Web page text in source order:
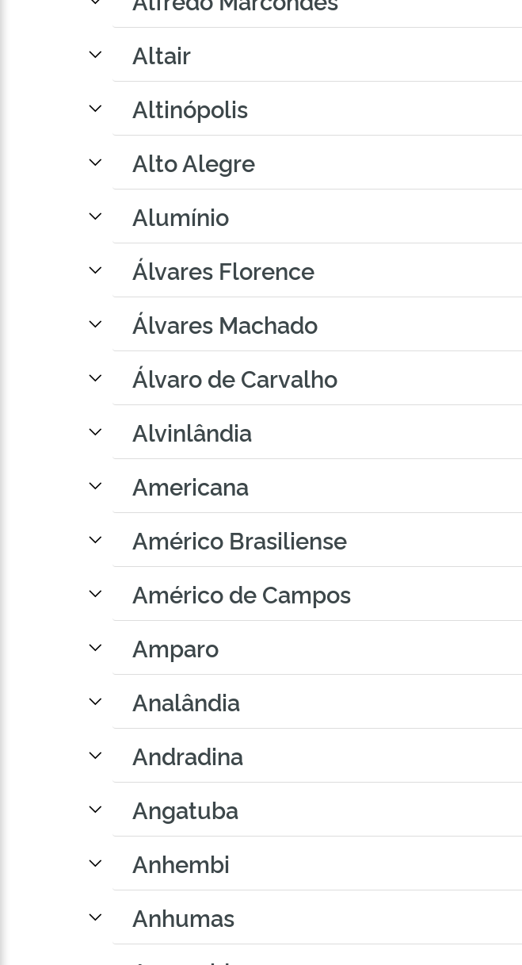
Altair
Altinópolis
Alto Alegre
Alumínio
Álvares Florence
Álvares Machado
Álvaro de Carvalho
Alvinlândia
Americana
Américo Brasiliense
Américo de Campos
Amparo
Analândia
Andradina
Angatuba
Anhembi
Anhumas